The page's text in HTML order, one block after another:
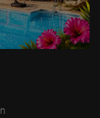
laut
bei der
der Beantragung